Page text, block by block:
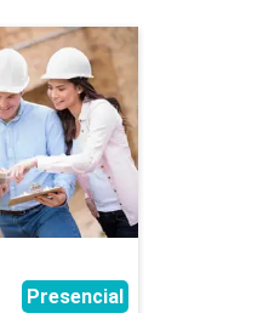
FREITAS
Presencial
Civil
do curso